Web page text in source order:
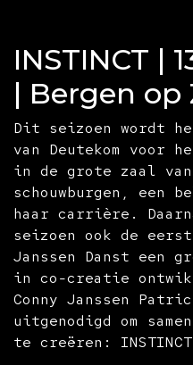
INSTINCT |
| Bergen op
Dit seizoen wordt
van Deutekom voor
in de grote zaal
schouwburgen, een
haar carrière.
seizoen ook de
Janssen Danst een
in co-creatie
Conny Janssen
uitgenodigd om
te creëren: